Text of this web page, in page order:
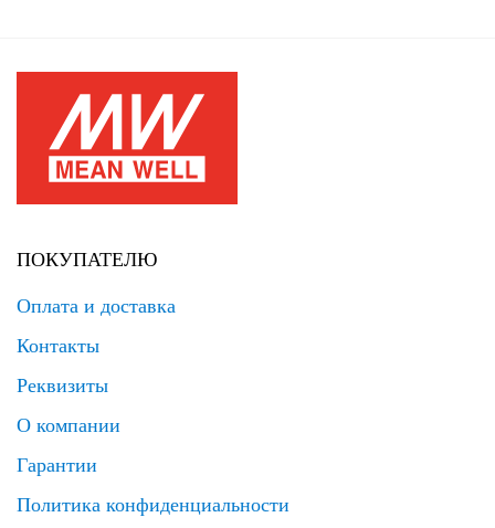
ПОКУПАТЕЛЮ
Оплата и доставка
Контакты
Реквизиты
О компании
Гарантии
Политика конфиденциальности